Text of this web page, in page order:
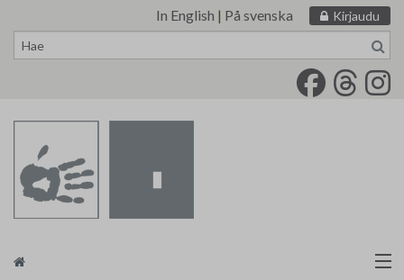
In English | På svenska Kirjaudu
sisältöön